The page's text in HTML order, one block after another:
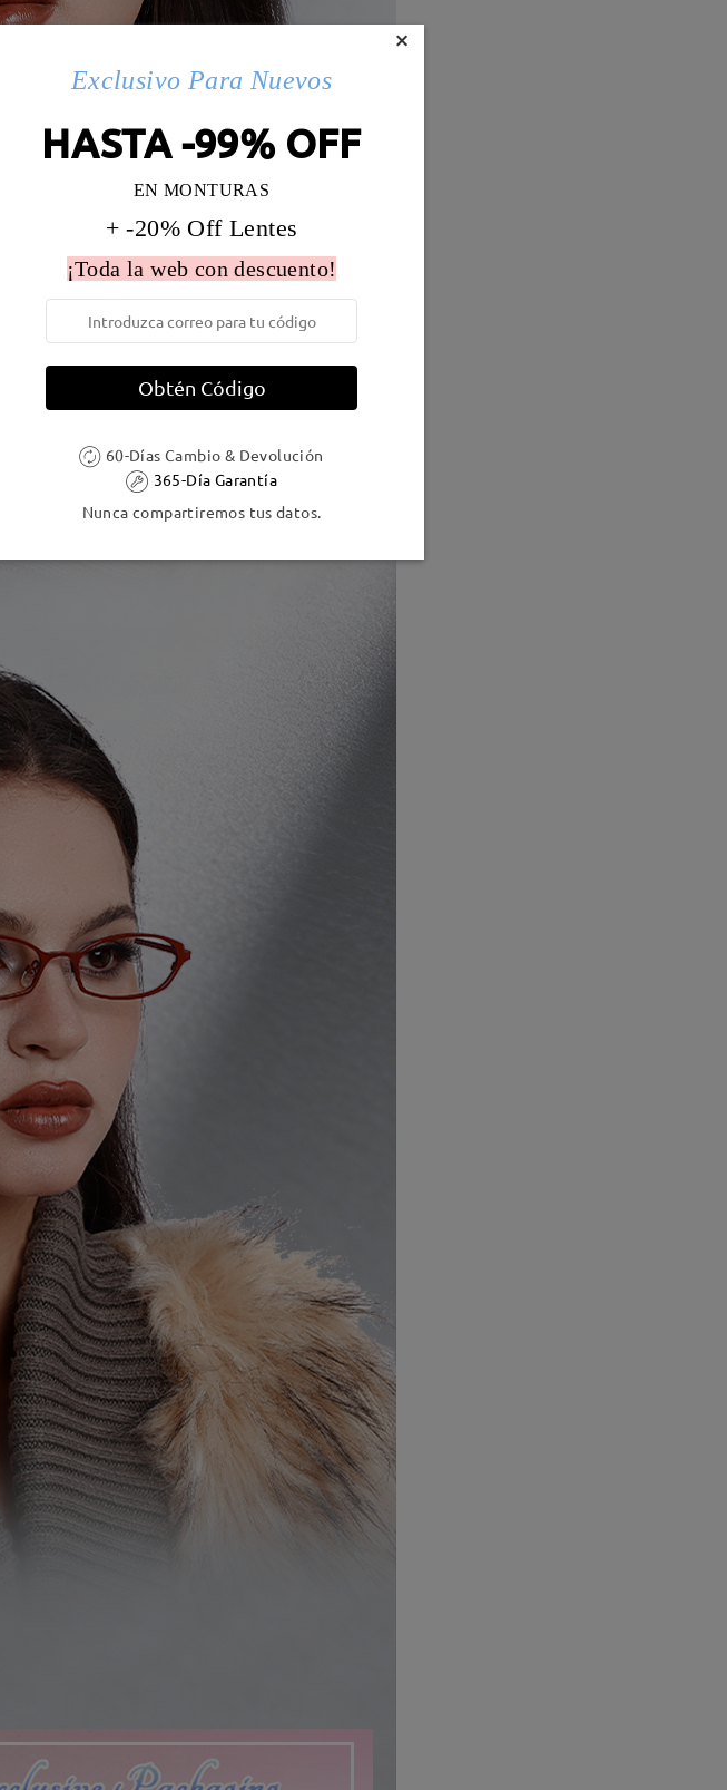
×
Exclusivo Para Nuevos
HASTA -99% OFF
EN MONTURAS
+ -20% Off Lentes
¡Toda la web con descuento!
Obtén Código
60-Días Cambio & Devolución
365-Día Garantía
Nunca compartiremos tus datos.